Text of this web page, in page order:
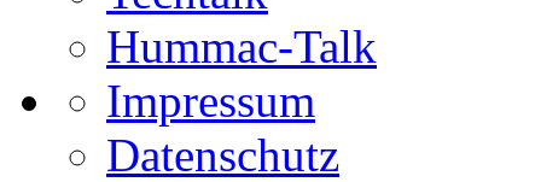
Hummac-Talk
Impressum
Datenschutz